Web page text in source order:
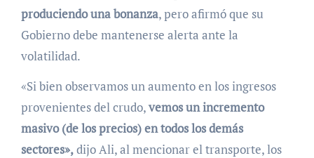
produciendo una bonanza, pero afirmó que su
Gobierno debe mantenerse alerta ante la
volatilidad.
«Si bien observamos un aumento en los ingresos
provenientes del crudo,vemos un incremento
masivo (de los precios) en todos los demás
sectores»,dijo Ali, al mencionar el transporte, los